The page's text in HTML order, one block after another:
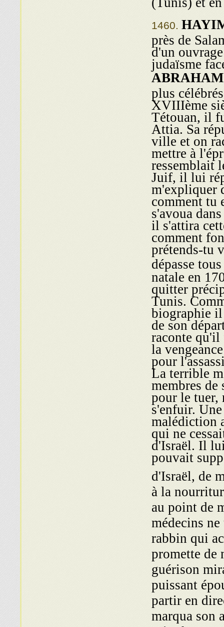
près de
d'un
judaïsme
plus
XVIIIème
Tétouan, il
Attia. Sa
ville et on
mettre à
ressemblait
Juif, il lui
m'expliquer
comment tu
s'avoua
il s'attira
comment
prétends-tu
dépasse
natale en
quitter
Tunis.
biographie il
de son
raconte qu'il
la
pour
La terrible
membres de
pour le tuer,
s'enfuir.
malédiction
qui ne
d'Israël. Il
pouvait
d'Israël, de
à la
au point de
médecins
rabbin qui
promette de
guérison
puissant
partir en
marqua son